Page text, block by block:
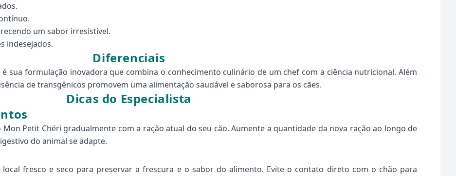
um sabor irresistível.
indesejados.
Diferenciais
sua formulação inovadora que combina o conhecimento culinário de um chef com a ciência nutricional. Além
de transgênicos promovem uma alimentação saudável e saborosa para os cães.
Dicas do Especialista
Petit Chéri gradualmente com a ração atual do seu cão. Aumente a quantidade da nova ração ao longo de
do animal se adapte.
fresco e seco para preservar a frescura e o sabor do alimento. Evite o contato direto com o chão para